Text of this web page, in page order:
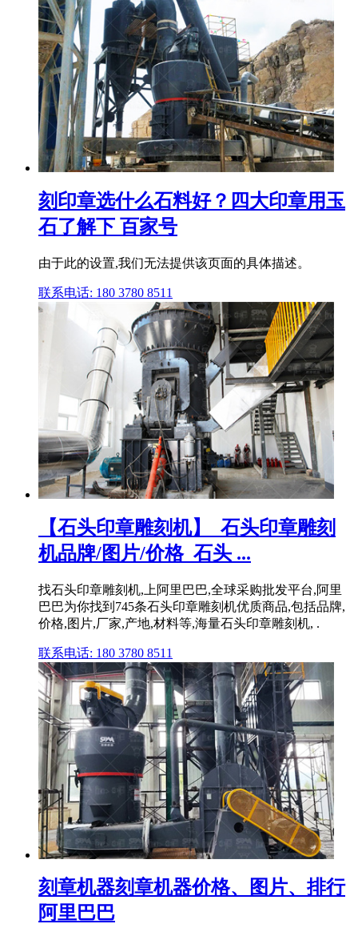
刻印章选什么石料好？四大印章用玉
石了解下 百家号
由于此的设置,我们无法提供该页面的具体描述。
联系电话: 180 3780 8511
【石头印章雕刻机】_石头印章雕刻
机品牌/图片/价格_石头 ...
找石头印章雕刻机,上阿里巴巴,全球采购批发平台,阿里
巴巴为你找到745条石头印章雕刻机优质商品,包括品牌,
价格,图片,厂家,产地,材料等,海量石头印章雕刻机, .
联系电话: 180 3780 8511
刻章机器刻章机器价格、图片、排行
阿里巴巴